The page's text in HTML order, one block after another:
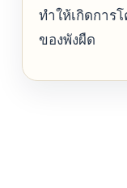
ทำให้เกิดการ
ของพังผืด